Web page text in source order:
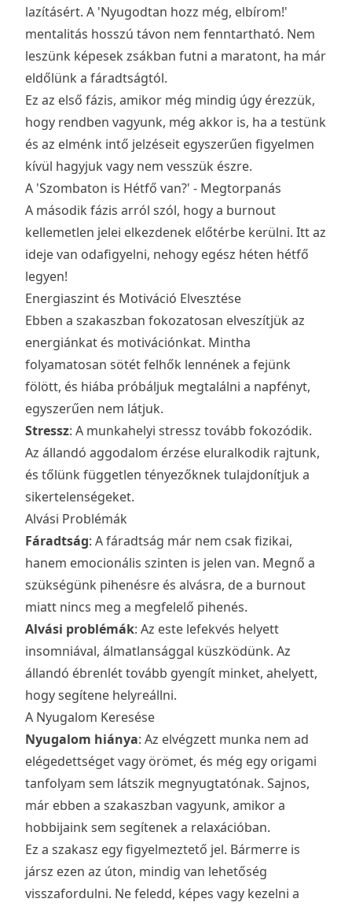
lazításért. A 'Nyugodtan hozz még, elbírom!'
mentalitás hosszú távon nem fenntartható. Nem
leszünk képesek zsákban futni a maratont, ha már
eldőlünk a fáradtságtól.
Ez az első fázis, amikor még mindig úgy érezzük,
hogy rendben vagyunk, még akkor is, ha a testünk
és az elménk intő jelzéseit egyszerűen figyelmen
kívül hagyjuk vagy nem vesszük észre.
A 'Szombaton is Hétfő van?' - Megtorpanás
A második fázis arról szól, hogy a burnout
kellemetlen jelei elkezdenek előtérbe kerülni. Itt az
ideje van odafigyelni, nehogy egész héten hétfő
legyen!
Energiaszint és Motiváció Elvesztése
Ebben a szakaszban fokozatosan elveszítjük az
energiánkat és motivációnkat. Mintha
folyamatosan sötét felhők lennének a fejünk
fölött, és hiába próbáljuk megtalálni a napfényt,
egyszerűen nem látjuk.
Stressz: A munkahelyi stressz tovább fokozódik.
Az állandó aggodalom érzése eluralkodik rajtunk,
és tőlünk független tényezőknek tulajdonítjuk a
sikertelenségeket.
Alvási Problémák
Fáradtság: A fáradtság már nem csak fizikai,
hanem emocionális szinten is jelen van. Megnő a
szükségünk pihenésre és alvásra, de a burnout
miatt nincs meg a megfelelő pihenés.
Alvási problémák: Az este lefekvés helyett
insomniával, álmatlansággal küszködünk. Az
állandó ébrenlét tovább gyengít minket, ahelyett,
hogy segítene helyreállni.
A Nyugalom Keresése
Nyugalom hiánya: Az elvégzett munka nem ad
elégedettséget vagy örömet, és még egy origami
tanfolyam sem látszik megnyugtatónak. Sajnos,
már ebben a szakaszban vagyunk, amikor a
hobbijaink sem segítenek a relaxációban.
Ez a szakasz egy figyelmeztető jel. Bármerre is
jársz ezen az úton, mindig van lehetőség
visszafordulni. Ne feledd, képes vagy kezelni a